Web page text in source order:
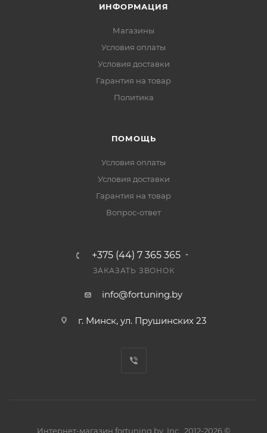
ИНФОРМАЦИЯ
Магазины
Условия оплаты
Условия доставки
Гарантия на товар
Политика
ПОМОЩЬ
Условия оплаты
Условия доставки
Гарантия на товар
Вопрос-ответ
+375 (44) 7 365 365
ЗАКАЗАТЬ ЗВОНОК
info@fortuning.by
г. Минск, ул. Прушинских 23
Интернет-магазин fortuning.by, Inc., 2012-2026 ©